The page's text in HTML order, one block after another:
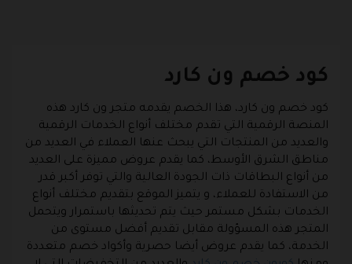
كود خصم ون كارد
كود خصم ون كارد، هذا الخصم يقدمه متجر ون كارد هذه
المنصة الرقمية التي تقدم مختلف أنواع الخدمات الرقمية
والعديد من المنتجات التي يبحث عنها العملاء في العديد من
مناطق الشرق الأوسط، كما يقدم عروض مميزة على العديد
من أنواع البطاقات ذات الجودة العالية والتي توفر أكبر قدر
من الاستفادة للعملاء، و يتميز الموقع بتقديم مختلف أنواع
الخدمات بشكل مستمر حيث يتم تحديثها باستمرار ويتحمل
المتجر هذه المسؤولة مقابل تقديم أفضل مستوى من
الخدمة، كما يقدم عروض أيضا حصرية وأكواد خصم متعددة